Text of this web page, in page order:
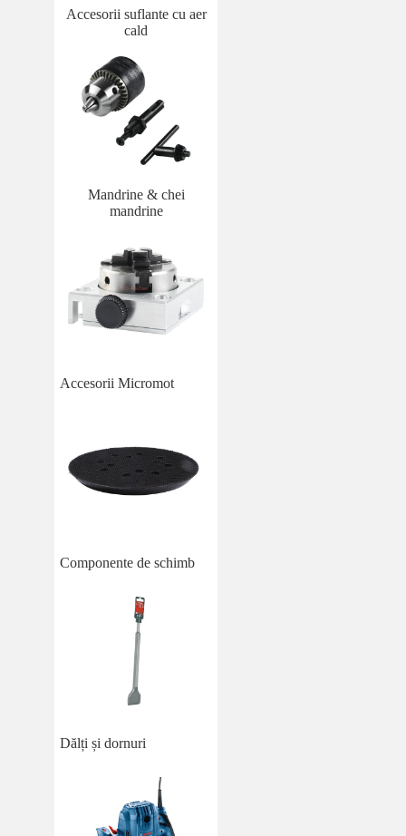
Accesorii suflante cu aer
cald
Mandrine & chei
mandrine
Accesorii Micromot
Componente de schimb
Dălți și dornuri